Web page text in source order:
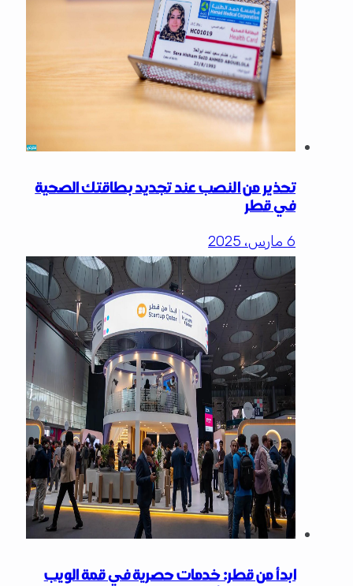
تحذير من النصب عند تجديد بطاقتك الصحية
في قطر
6 مارس، 2025
ابدأ من قطر: خدمات حصرية في قمة الويب